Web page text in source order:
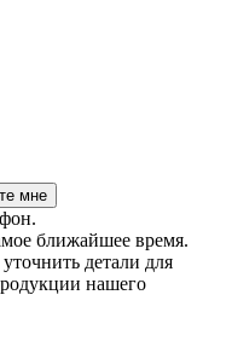
ближайшее время.
детали для
нашего